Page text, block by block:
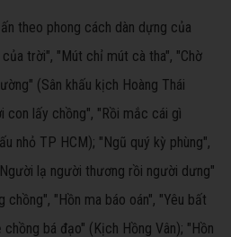
theo phong cách dàn dựng của
trời", "Mút chỉ mút cà tha", "Chờ
(Sân khấu kịch Hoàng Thái
con lấy chồng", "Rồi mắc cái gì
nhỏ TP HCM); "Ngũ quý kỳ phùng",
lạ người thương rồi người dưng"
chồng", "Hồn ma báo oán", "Yêu bất
bá đạo" (Kịch Hồng Vân); "Hồn